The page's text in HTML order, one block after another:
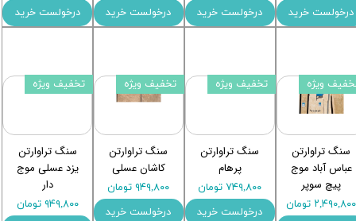
درخولست خرید
درخولست خرید
درخولست خرید
درخولست خرید
سنگ تراوارتن
عباس آباد موج
پیچ سوپر
۲,۴۹۰,۸۰۰ تومان
ویژه
سنگ تراوارتن
پرهام
۷۴۹,۸۰۰ تومان
درخولست خرید
تخفیف ویژه
سنگ تراوارتن
کاشان عسلی
۹۴۹,۸۰۰ تومان
درخولست خرید
تخفیف ویژه
سنگ تراوارتن
یزد عسلی موج
دار
۹۴۹,۸۰۰ تومان
تخفیف ویژه